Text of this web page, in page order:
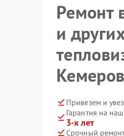
Ремонт
и
Привезем и
Гарантия на
3-х лет
Срочный